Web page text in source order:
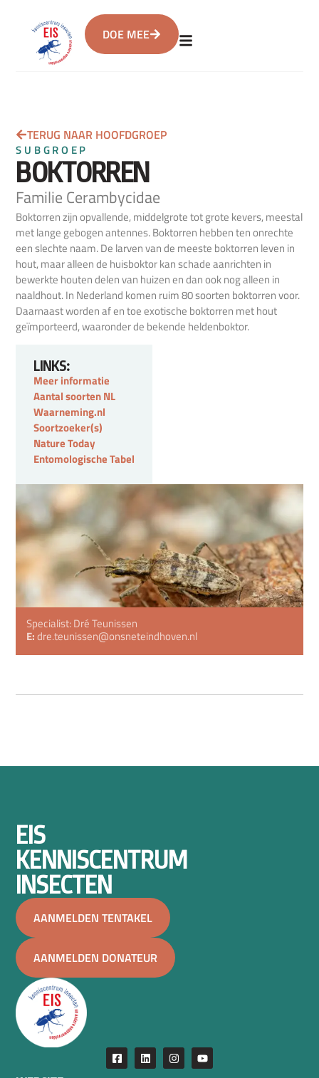
DOE MEE
TERUG NAAR HOOFDGROEP
SUBGROEP
BOKTORREN
Familie Cerambycidae
Boktorren zijn opvallende, middelgrote tot grote kevers, meestal
met lange gebogen antennes. Boktorren hebben ten onrechte
een slechte naam. De larven van de meeste boktorren leven in
hout, maar alleen de huisboktor kan schade aanrichten in
bewerkte houten delen van huizen en dan ook nog alleen in
naaldhout. In Nederland komen ruim 80 soorten boktorren voor.
Daarnaast worden af en toe exotische boktorren met hout
geïmporteerd, waaronder de bekende heldenboktor.
LINKS:
Meer informatie
Aantal soorten NL
Waarneming.nl
Soortzoeker(s)
Nature Today
Entomologische Tabel
Specialist: Dré Teunissen
E:dre.teunissen@onsneteindhoven.nl
EIS
KENNISCENTRUM
INSECTEN
AANMELDEN TENTAKEL
AANMELDEN DONATEUR